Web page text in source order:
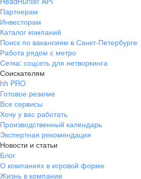
Партнерам
Инвесторам
Каталог компаний
Поиск по вакансиям в Санкт-Петербурге
Работа рядом с метро
Сетка: соцсеть для нетворкинга
Соискателям
hh PRO
Готовое резюме
Все сервисы
Хочу у вас работать
Производственный календарь
Экспертная рекомендация
Новости и статьи
Блог
О компаниях в игровой форме
Жизнь в компании